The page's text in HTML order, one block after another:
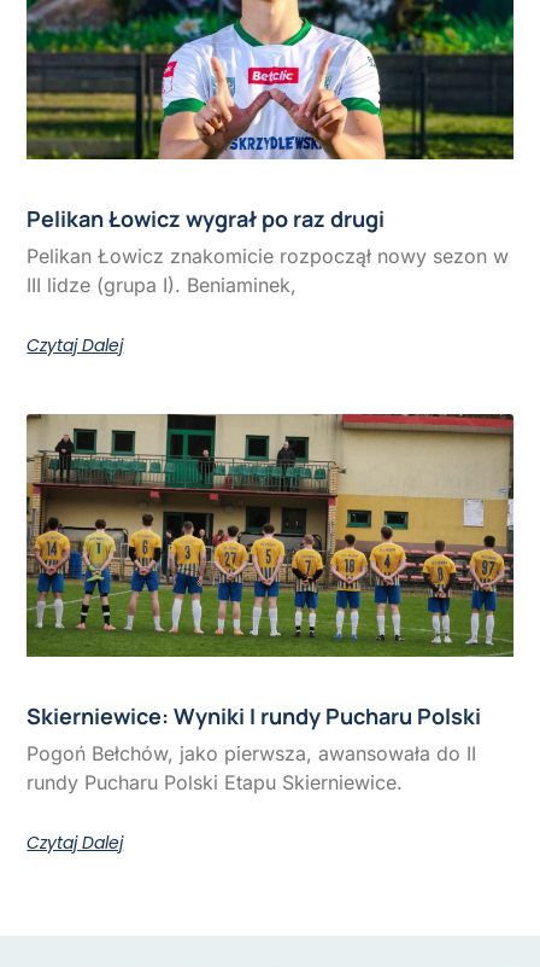
Pelikan Łowicz wygrał po raz drugi
Pelikan Łowicz znakomicie rozpoczął nowy sezon w
III lidze (grupa I). Beniaminek,
Czytaj Dalej
Skierniewice: Wyniki I rundy Pucharu Polski
Pogoń Bełchów, jako pierwsza, awansowała do II
rundy Pucharu Polski Etapu Skierniewice.
Czytaj Dalej